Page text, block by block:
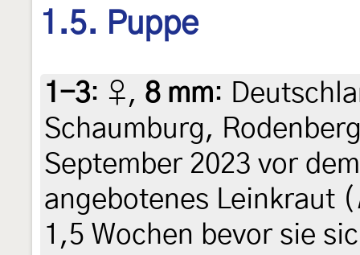
1.5. Puppe
1-3: ♀, 8 mm:
Schaumburg,
September 2023 vor
angebotenes Leinkraut (
1,5 Wochen bevor sie